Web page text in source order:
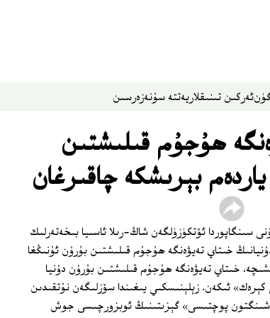
ئەركىن تىنىقلاريەتتە سۇنەزەرسىن
ھۇجۇم قىلىشتىن
بېرىشكە چاقىرغان
11-ئىيۇن شەنبە كۈنى سىنگاپوردا ئۆتكۈزۈلگەن شاڭ-رىلا ئاسىيا بىخەتەرلىك
خىتاي تەيۋەنگە ھۇجۇم قىلىشتىن بۇرۇن ئۇنىڭغا
خىتاي تەيۋەنگە ھۇجۇم قىلىشتىن بۇرۇن دۇنيا
كېرەك» ئىكەن. زېلېنىسكىي يىغىندا سۆزلىگەن نۇتقىدىن
پوچتىسى» گېزىتىنىڭ ئوبزورچىسى جوش